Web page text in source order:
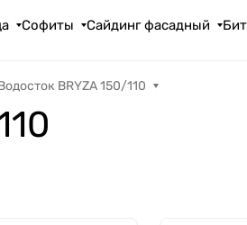
Софиты Сайдинг фасадный
BRYZA 150/110